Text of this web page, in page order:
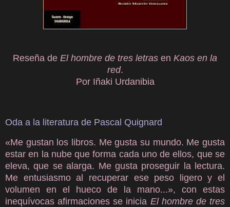
Reseña de El hombre de tres letras en Kaos en la
red.
Por Iñaki Urdanibia
Oda a la literatura de Pascal Quignard
«Me gustan los libros. Me gusta su mundo. Me gusta
estar en la nube que forma cada uno de ellos, que se
eleva, que se alarga. Me gusta proseguir la lectura.
Me entusiasmo al recuperar ese peso ligero y el
volumen en el hueco de la mano...», con estas
inequívocas afirmaciones se inicia El hombre de tres